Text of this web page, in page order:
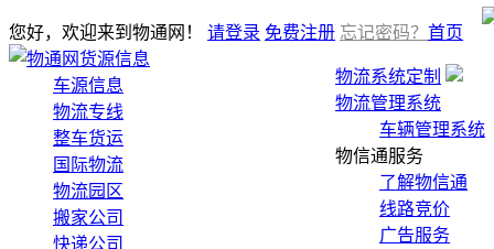
您好，欢迎来到物通网！ 请登录 免费注册 忘记密码？
物流系统定制
物流管理系统
车辆管理系统
物信通服务
了解物信通
线路竞价
广告服务
首页
货源信息
车源信息
物流专线
整车货运
国际物流
物流园区
搬家公司
快递公司